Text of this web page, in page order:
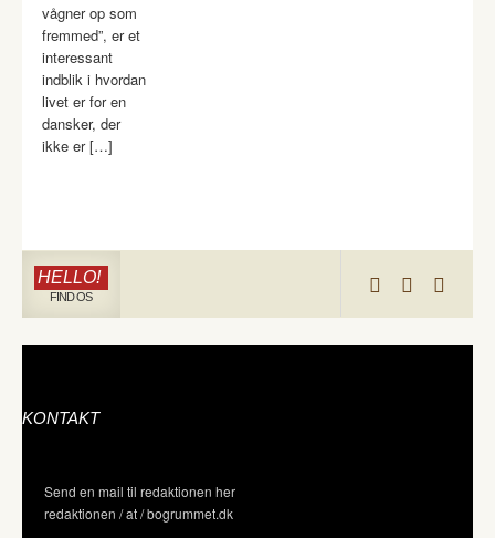
vågner op som
fremmed”, er et
interessant
indblik i hvordan
livet er for en
dansker, der
ikke er […]
HELLO!
FIND OS
KONTAKT
Send en mail til redaktionen her
redaktionen / at / bogrummet.dk